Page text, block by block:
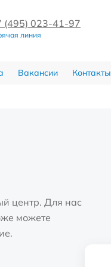
(495) 023-41-97
линия
Вакансии Контакты
центр. Для нас
можете